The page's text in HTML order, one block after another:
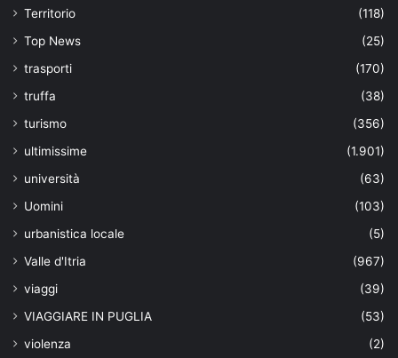
Territorio
(118)
Top News
(25)
trasporti
(170)
truffa
(38)
turismo
(356)
ultimissime
(1.901)
università
(63)
Uomini
(103)
urbanistica locale
(5)
Valle d'Itria
(967)
viaggi
(39)
VIAGGIARE IN PUGLIA
(53)
violenza
(2)